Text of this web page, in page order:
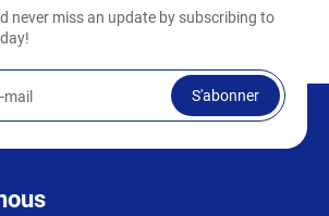
never miss an update by subscribing to
S'abonner